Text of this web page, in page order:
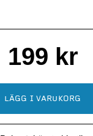
199 kr
LÄGG I VARUKORG